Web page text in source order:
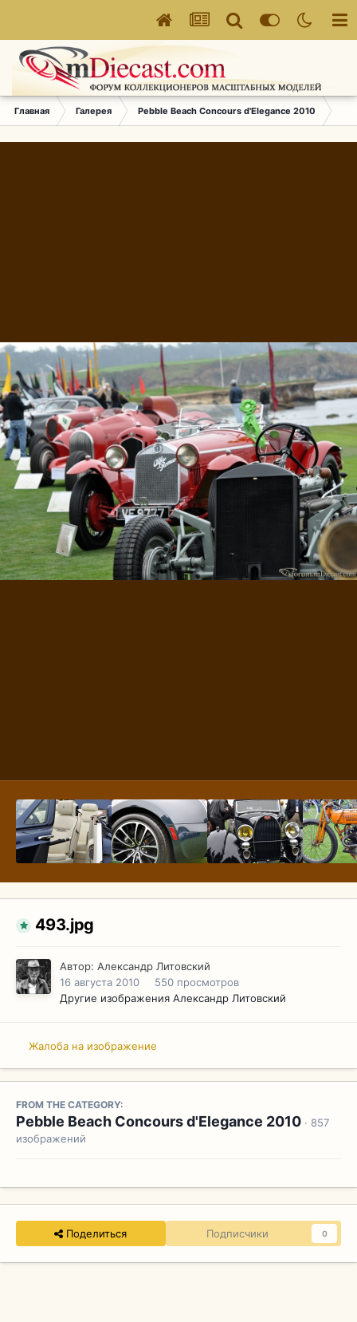
Главная Галерея Pebble Beach Concours d'Elegance 2010
493.jpg
Автор: Александр Литовский
16 августа 2010
550 просмотров
Другие изображения Александр Литовский
Жалоба на изображение
FROM THE CATEGORY:
Pebble Beach Concours d'Elegance 2010 · 857
изображений
Поделиться Подписчики 0